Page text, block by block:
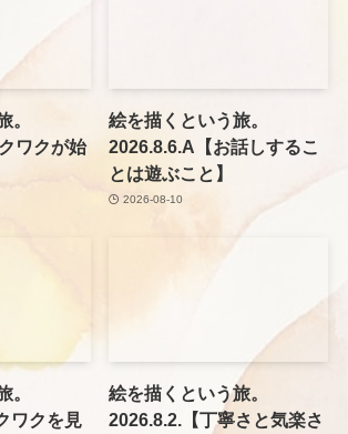
。
ワクが始
絵を描くという旅。
2026.8.6.A【お話しするこ
とは遊ぶこと】
2026-08-10
。
ワクを見
絵を描くという旅。
2026.8.2.【丁寧さと気楽さ